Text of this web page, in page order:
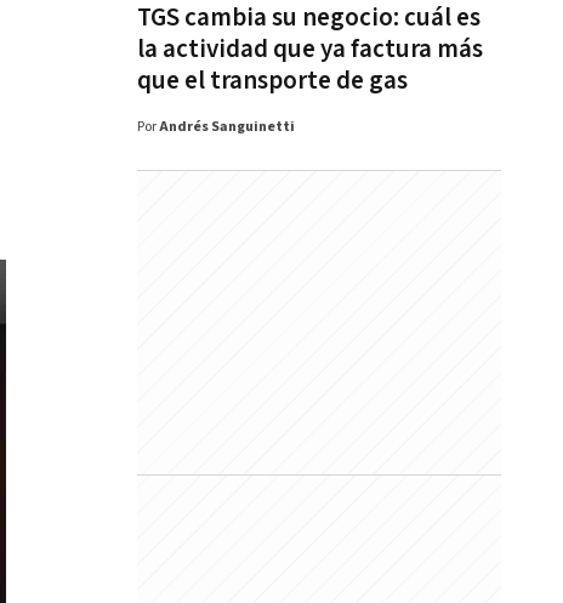
TGS cambia su negocio: cuál es
la actividad que ya factura más
que el transporte de gas
PorAndrés Sanguinetti